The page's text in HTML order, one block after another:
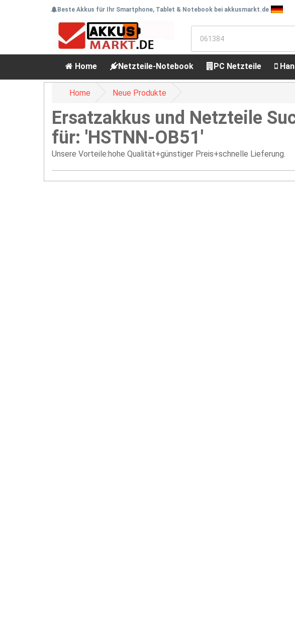
Beste Akkus für Ihr Smartphone, Tablet & Notebook bei akkusmarkt.de
Home Netzteile-Notebook PC Netzteile
Home Neue Produkte
Ersatzakkus und Netzteile
für: 'HSTNN-OB51'
Unsere Vorteile:hohe Qualität+günstiger Preis+schnelle Lieferung.